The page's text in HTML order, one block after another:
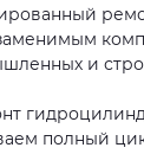
и
полный